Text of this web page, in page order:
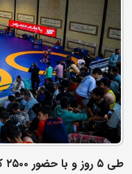
طی ۵ روز و با حضور ۲۵۰۰ کشتی‌گیر (همراه با گزارش تصویری)